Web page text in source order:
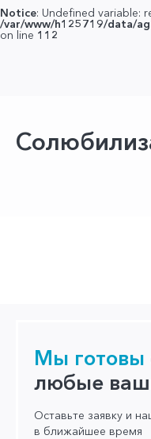
Notice: Undefined variable:
/var/www/h125719/data/
on line 112
Мы готовы
любые
Оставьте заявку и
в ближайшее время